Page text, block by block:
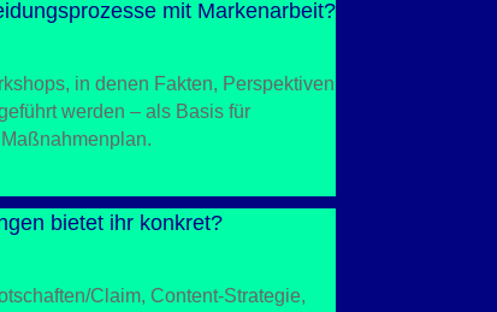
mit Markenarbeit?
in denen Fakten, Perspektiven
werden – als Basis für
bietet ihr konkret?
Claim, Content-Strategie,